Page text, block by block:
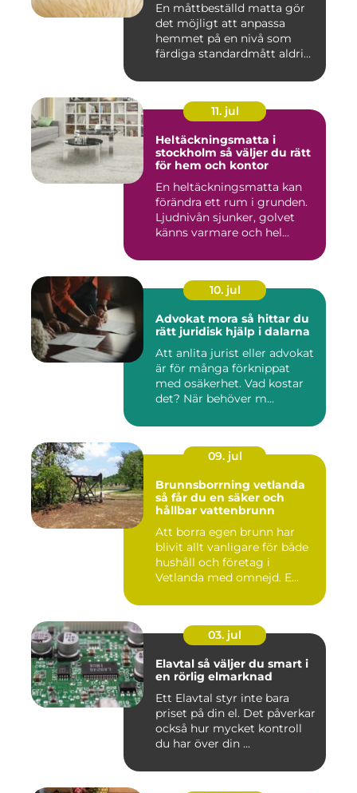
En måttbeställd matta gör
det möjligt att anpassa
hemmet på en nivå som
färdiga standardmått aldrig
11. jul
Heltäckningsmatta i
stockholm så väljer du rätt
för hem och kontor
En heltäckningsmatta kan
förändra ett rum i grunden.
Ljudnivån sjunker, golvet
känns varmare och hel...
10. jul
Advokat mora så hittar du
rätt juridisk hjälp i dalarna
Att anlita jurist eller advokat
är för många förknippat
med osäkerhet. Vad kostar
det? När behöver m...
09. jul
Brunnsborrning vetlanda
så får du en säker och
hållbar vattenbrunn
Att borra egen brunn har
blivit allt vanligare för både
hushåll och företag i
Vetlanda med omnejd. E...
03. jul
Elavtal så väljer du smart i
en rörlig elmarknad
Ett Elavtal styr inte bara
priset på din el. Det påverkar
också hur mycket kontroll
du har över din ...